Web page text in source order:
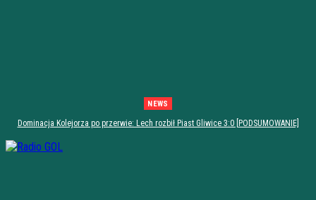
NEWS
Dominacja Kolejorza po przerwie: Lech rozbił Piast Gliwice 3:0 [PODSUMOWANIE]